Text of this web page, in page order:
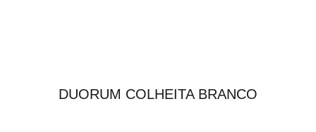
DUORUM COLHEITA BRANCO